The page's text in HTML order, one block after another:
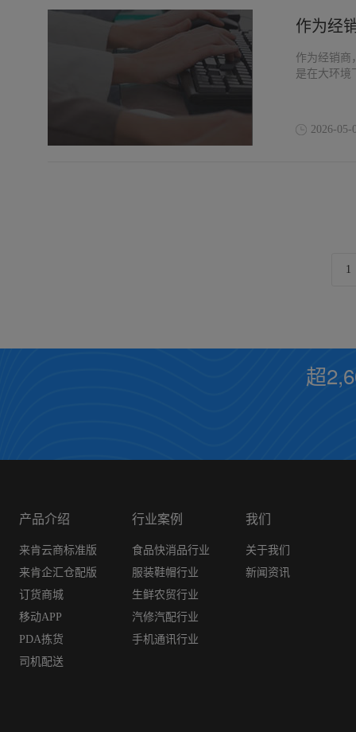
作为经
作为经销商
是在大环境
2026-05-
1
超
产品介绍
来肯云商标准版
来肯企汇仓配版
订货商城
移动APP
PDA拣货
司机配送
行业案例
食品快消品行业
服装鞋帽行业
生鲜农贸行业
汽修汽配行业
手机通讯行业
我们
关于我们
新闻资讯